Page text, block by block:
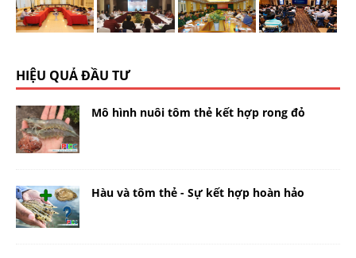
HIỆU QUẢ ĐẦU TƯ
Mô hình nuôi tôm thẻ kết hợp rong đỏ
Hàu và tôm thẻ - Sự kết hợp hoàn hảo